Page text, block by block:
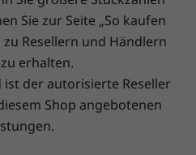
Anschlüsse sind ungefähre Angaben.
von Host und
und
aufregende Reise
und Absolute®. Sie haben die
auf der Welt Sie sich
Sie zur Seite „So kaufen
Resellern und Händlern
erhalten.
der autorisierte Reseller
Shop angebotenen